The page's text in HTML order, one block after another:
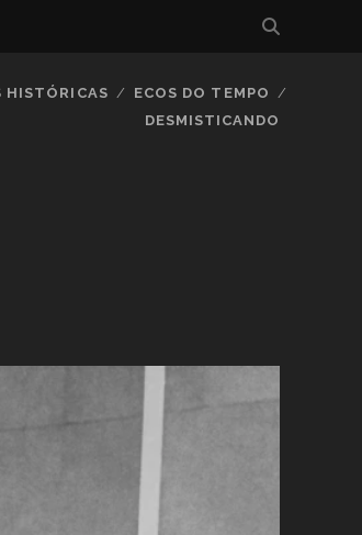
HISTÓRICAS
ECOS DO TEMPO
DESMISTICANDO